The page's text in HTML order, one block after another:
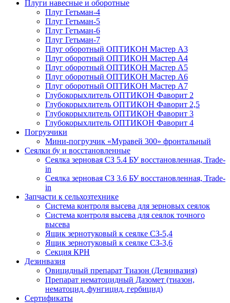
Плуги навесные и оборотные
Плуг Гетьман-4
Плуг Гетьман-5
Плуг Гетьман-6
Плуг Гетьман-7
Плуг оборотный ОПТИКОН Мастер А3
Плуг оборотный ОПТИКОН Мастер А4
Плуг оборотный ОПТИКОН Мастер А5
Плуг оборотный ОПТИКОН Мастер А6
Плуг оборотный ОПТИКОН Мастер А7
Глубокорыхлитель ОПТИКОН Фаворит 2
Глубокорыхлитель ОПТИКОН Фаворит 2,5
Глубокорыхлитель ОПТИКОН Фаворит 3
Глубокорыхлитель ОПТИКОН Фаворит 4
Погрузчики
Мини-погрузчик «Муравей 300» фронтальный
Сеялки бу и восстановленные
Сеялка зерновая СЗ 5.4 БУ восстановленная, Trade-
in
Сеялка зерновая СЗ 3.6 БУ восстановленная, Trade-
in
Запчасти к сельхозтехнике
Система контроля высева для зерновых сеялок
Система контроля высева для сеялок точного
высева
Ящик зернотуковый к сеялке СЗ-5,4
Ящик зернотуковый к сеялке СЗ-3,6
Секция КРН
Дезинвазия
Овицидный препарат Тиазон (Дезинвазия)
Препарат нематоцидный Дазомет (тиазон,
нематоцид, фунгицид, гербицид)
Сертификаты